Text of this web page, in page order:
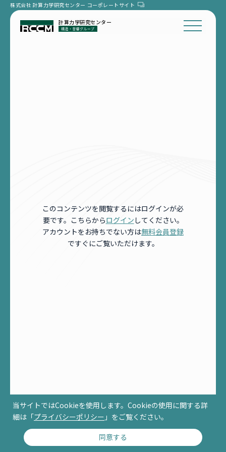
株式会社 計算力学研究センター コーポレートサイト
計算力学研究センター
このコンテンツを閲覧するにはログインが必
要です。こちらからログイン してください。
アカウントをお持ちでない方は無料会員登録
ですぐにご覧いただけます。
© RCCM ALL RIGHTS RESERVED.
当サイトではCookieを使用します。Cookieの使用に関する詳
細は「プライバシーポリシー 」をご覧ください。
同意する